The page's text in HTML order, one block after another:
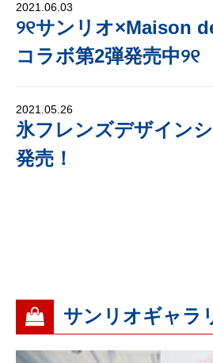
2021.06.03
୨୧サンリオ×Maison
コラボ第2弾発売中୨୧
2021.05.26
氷フレンズデザイン
発売！
サンリオギャラ